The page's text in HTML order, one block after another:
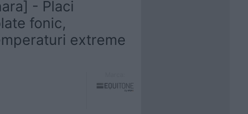
- Placi
fonic,
extreme